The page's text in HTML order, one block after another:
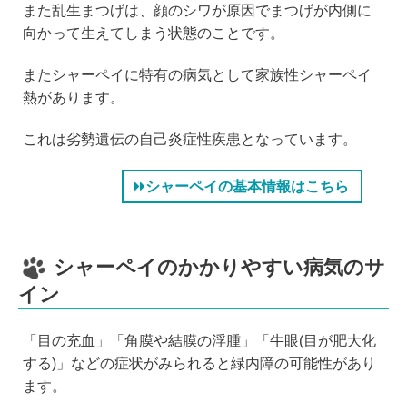
また乱生まつげは、顔のシワが原因でまつげが内側に
向かって生えてしまう状態のことです。
またシャーペイに特有の病気として家族性シャーペイ
熱があります。
これは劣勢遺伝の自己炎症性疾患となっています。
シャーペイの基本情報はこちら
シャーペイのかかりやすい病気のサ
イン
「目の充血」「角膜や結膜の浮腫」「牛眼(目が肥大化
する)」などの症状がみられると緑内障の可能性があり
ます。